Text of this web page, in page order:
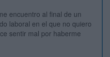
encuentro al final de un
laboral en el que no quiero
sentir mal por haberme